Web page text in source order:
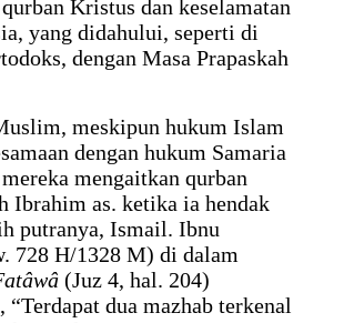
Kristus dan keselamatan
yang didahului, seperti di
dengan Masa Prapaskah
meskipun hukum Islam
dengan hukum Samaria
mengaitkan qurban
Ibrahim as. ketika ia hendak
putranya, Ismail. Ibnu
728 H/1328 M) di dalam
(Juz 4, hal. 204)
“Terdapat dua mazhab terkenal